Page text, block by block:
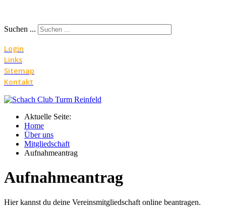
Suchen ...
Login
Links
Sitemap
Kontakt
Aktuelle Seite:
Home
Über uns
Mitgliedschaft
Aufnahmeantrag
Aufnahmeantrag
Hier kannst du deine Vereinsmitgliedschaft online beantragen.